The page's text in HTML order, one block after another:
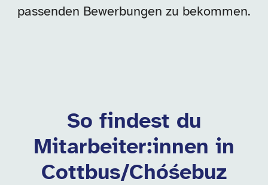
passenden Bewerbungen zu bekommen.
So findest du
Mitarbeiter:innen in
Cottbus/Chóśebuz